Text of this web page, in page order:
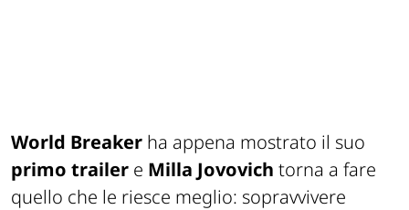
World Breaker ha appena mostrato il suo
primo trailer e Milla Jovovich torna a fare
quello che le riesce meglio: sopravvivere